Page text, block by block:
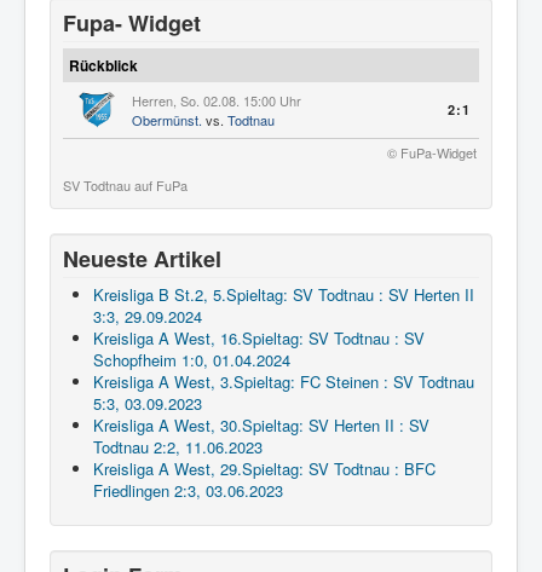
Fupa- Widget
Rückblick
Herren, So. 02.08. 15:00 Uhr
Obermünst. vs. Todtnau
2:1
© FuPa-Widget
SV Todtnau auf FuPa
Neueste Artikel
Kreisliga B St.2, 5.Spieltag: SV Todtnau : SV Herten II
3:3, 29.09.2024
Kreisliga A West, 16.Spieltag: SV Todtnau : SV
Schopfheim 1:0, 01.04.2024
Kreisliga A West, 3.Spieltag: FC Steinen : SV Todtnau
5:3, 03.09.2023
Kreisliga A West, 30.Spieltag: SV Herten II : SV
Todtnau 2:2, 11.06.2023
Kreisliga A West, 29.Spieltag: SV Todtnau : BFC
Friedlingen 2:3, 03.06.2023